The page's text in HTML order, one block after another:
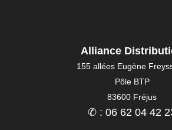
Alliance
155 allées Eugène
Pôle BTP
83600 Fréjus
✆ : 06 62 04 42